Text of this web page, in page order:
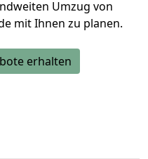
Umzug von
mit Ihnen zu planen.
erhalten